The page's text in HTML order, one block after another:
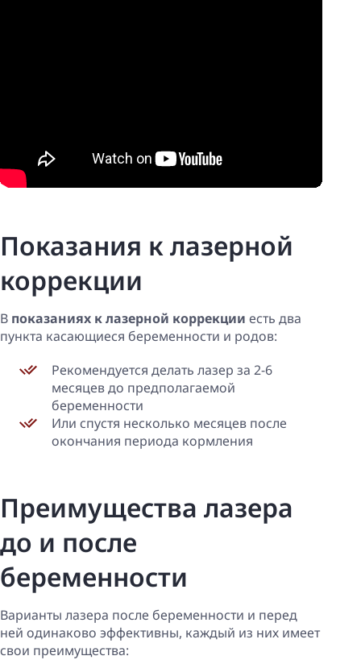
Показания к лазерной
коррекции
В показаниях к лазерной коррекции есть два
пункта касающиеся беременности и родов:
Рекомендуется делать лазер за 2-6
месяцев до предполагаемой
беременности
Или спустя несколько месяцев после
окончания периода кормления
Преимущества лазера
до и после
беременности
Варианты лазера после беременности и перед
ней одинаково эффективны, каждый из них имеет
свои преимущества: